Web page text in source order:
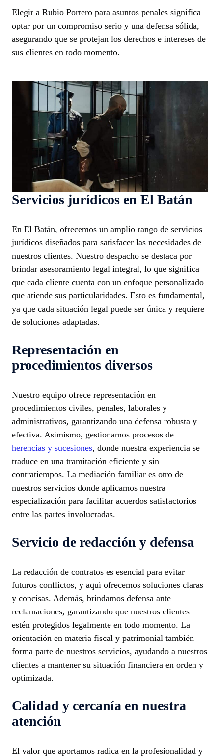
Elegir a Rubio Portero para asuntos penales significa
optar por un compromiso serio y una defensa sólida,
asegurando que se protejan los derechos e intereses de
sus clientes en todo momento.
Servicios jurídicos en El Batán
En El Batán, ofrecemos un amplio rango de servicios
jurídicos diseñados para satisfacer las necesidades de
nuestros clientes. Nuestro despacho se destaca por
brindar asesoramiento legal integral, lo que significa
que cada cliente cuenta con un enfoque personalizado
que atiende sus particularidades. Esto es fundamental,
ya que cada situación legal puede ser única y requiere
de soluciones adaptadas.
Representación en
procedimientos diversos
Nuestro equipo ofrece representación en
procedimientos civiles, penales, laborales y
administrativos, garantizando una defensa robusta y
efectiva. Asimismo, gestionamos procesos de
herencias y sucesiones, donde nuestra experiencia se
traduce en una tramitación eficiente y sin
contratiempos. La mediación familiar es otro de
nuestros servicios donde aplicamos nuestra
especialización para facilitar acuerdos satisfactorios
entre las partes involucradas.
Servicio de redacción y defensa
La redacción de contratos es esencial para evitar
futuros conflictos, y aquí ofrecemos soluciones claras
y concisas. Además, brindamos defensa ante
reclamaciones, garantizando que nuestros clientes
estén protegidos legalmente en todo momento. La
orientación en materia fiscal y patrimonial también
forma parte de nuestros servicios, ayudando a nuestros
clientes a mantener su situación financiera en orden y
optimizada.
Calidad y cercanía en nuestra
atención
El valor que aportamos radica en la profesionalidad y